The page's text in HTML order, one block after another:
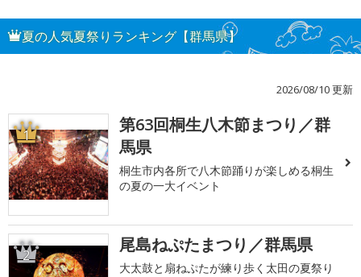
夏の人気夏祭りランキング【群馬県】
2026/08/10 更新
1
第63回桐生八木節まつり／群
馬県
桐生市内各所で八木節踊りが楽しめる桐生
の夏の一大イベント
2 尾島ねぷたまつり／群馬県
大太鼓と扇ねぷたが練り歩く太田の夏祭り